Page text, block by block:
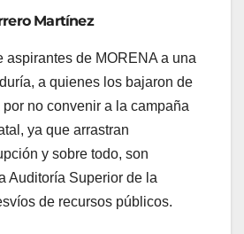
Martínez
aspirantes de MORENA a una
a quienes los bajaron de
no convenir a la campaña
ya que arrastran
y sobre todo, son
Auditoría Superior de la
de recursos públicos.